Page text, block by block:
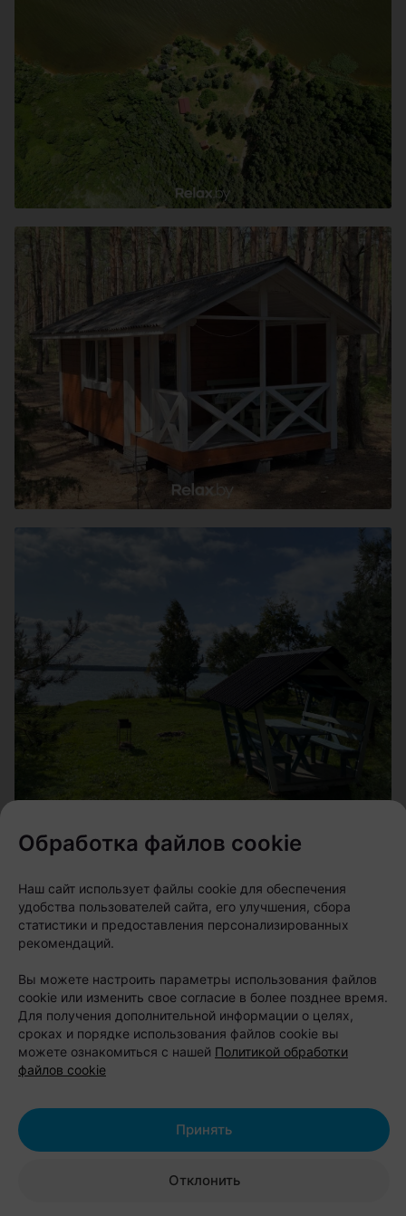
Нравится просыпаться под шум сосен, проводить
Присмотритесь к кемпингу «Казантип». Он
расположен на берегу Вилейского водохранилища,
где 15 гектаров леса и пляжей превращены в
Здесь можно остановиться в одном из девяти
теплых четырехместных домиков с собственной
террасой или приехать с палаткой. Несмотря на
территории есть душевые, туалеты, летняя кухня,
оборудованные беседки и зоны барбекю.
Летом скучать здесь не придется. Гостям
Обработка файлов cookie
Наш сайт использует файлы cookie для обеспечения
удобства пользователей сайта, его улучшения, сбора
статистики и предоставления персонализированных
рекомендаций.
Вы можете настроить параметры использования файлов
cookie или изменить свое согласие в более позднее время.
Для получения дополнительной информации о целях,
сроках и порядке использования файлов cookie вы
можете ознакомиться с нашей Политикой обработки
файлов cookie
Отклонить
Принять